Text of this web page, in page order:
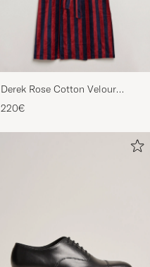
Derek Rose Cotton Velour
Striped Gown Red/Blue
220€